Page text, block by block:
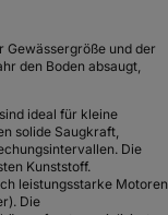
Gewässergröße und der
den Boden absaugt,
ideal für kleine
solide Saugkraft,
Die
Kunststoff.
leistungsstarke Motoren
Die